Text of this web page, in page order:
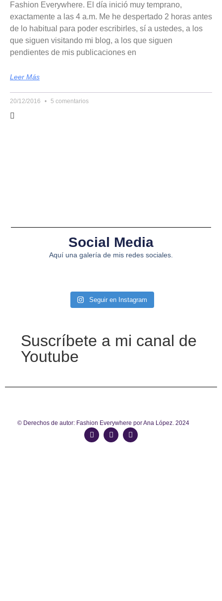
Fashion Everywhere. El día inició muy temprano,
exactamente a las 4 a.m. Me he despertado 2 horas antes
de lo habitual para poder escribirles, sí a ustedes, a los
que siguen visitando mi blog, a los que siguen
pendientes de mis publicaciones en
Leer Más
20/12/2016 5 comentarios
Social Media
Aquí una galería de mis redes sociales.
Seguir en Instagram
Suscríbete a mi canal de
Youtube
© Derechos de autor: Fashion Everywhere por Ana López. 2024